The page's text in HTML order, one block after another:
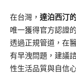
在台灣， 達泊西汀
唯一獲得官方認證
透過正規管道，在
有早洩問題，建議
性生活品質與自信